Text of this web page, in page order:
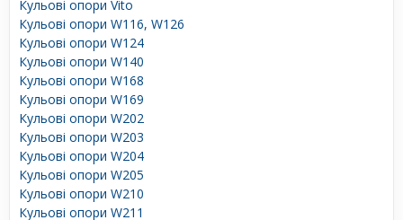
Кульові опори Vito
Кульові опори W116, W126
Кульові опори W124
Кульові опори W140
Кульові опори W168
Кульові опори W169
Кульові опори W202
Кульові опори W203
Кульові опори W204
Кульові опори W205
Кульові опори W210
Кульові опори W211